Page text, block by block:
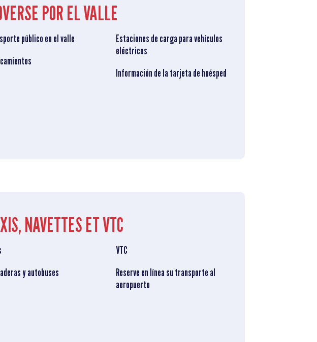
POR EL VALLE
público en el valle
Estaciones de carga para vehículos
eléctricos
Información de la tarjeta de huésped
NAVETTES ET VTC
y autobuses
VTC
Reserve en línea su transporte al
aeropuerto